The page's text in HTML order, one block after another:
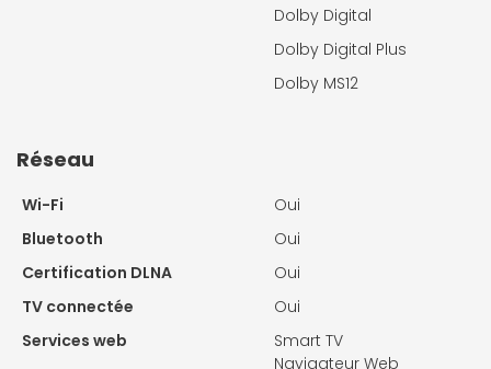
Dolby Digital
Dolby Digital Plus
Dolby MS12
Réseau
Wi-Fi
Oui
Bluetooth
Oui
Certification DLNA
Oui
TV connectée
Oui
Services web
Smart TV
Navigateur Web